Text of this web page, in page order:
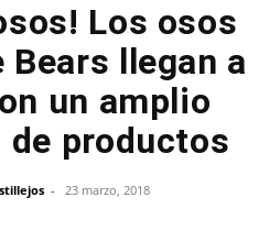
Los osos
Bears llegan a
un amplio
productos
- 23 marzo, 2018